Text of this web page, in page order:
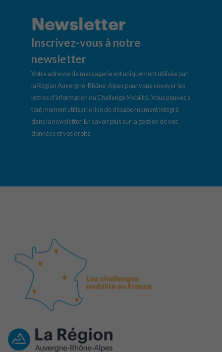
Newsletter
Inscrivez-vous à notre
newsletter
Votre adresse de messagerie est uniquement utilisée par
la Région Auvergne-Rhône-Alpes pour vous envoyer les
lettres d’information du Challenge Mobilité. Vous pouvez à
tout moment utiliser le lien de désabonnement intégré
dans la newsletter. En savoir plus sur la gestion de vos
données et vos droits